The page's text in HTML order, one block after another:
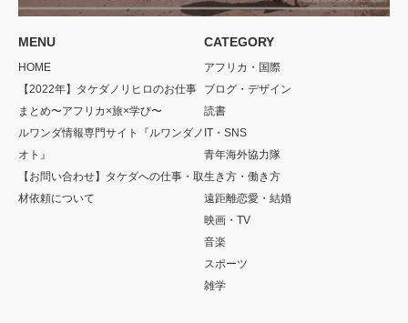
MENU
HOME
【2022年】タケダノリヒロのお仕事
まとめ〜アフリカ×旅×学び〜
ルワンダ情報専門サイト『ルワンダノ
オト』
【お問い合わせ】タケダへの仕事・取
材依頼について
CATEGORY
アフリカ・国際
ブログ・デザイン
読書
IT・SNS
青年海外協力隊
生き方・働き方
遠距離恋愛・結婚
映画・TV
音楽
スポーツ
雑学